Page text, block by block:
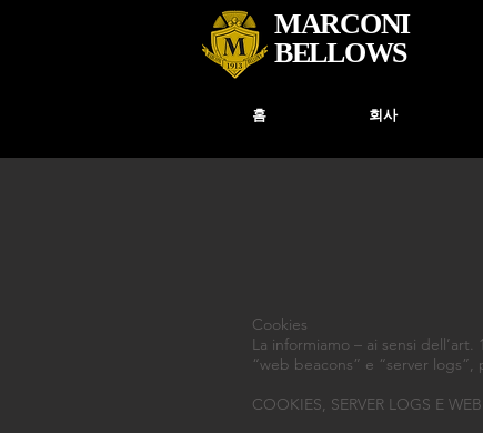
MARCONI
BELLOWS
홈 회사
Cookies
La informiamo – ai sensi
“web beacons” e “server logs”,
COOKIES, SERVER LOGS E